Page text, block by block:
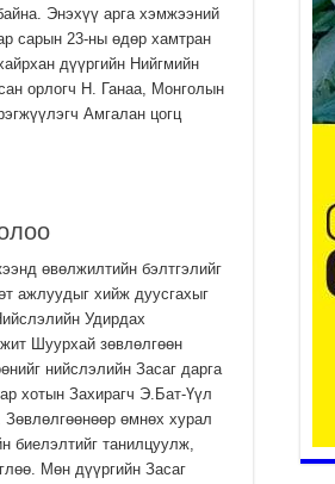
Энэхүү арга хэмжээний
сарын 23-ны өдөр хамтран
дүүргийн Нийгмийн
орлогч Н. Ганаа, Монголын
Амгалан цогц
өвөлжилтийн бэлтгэлийг
ажлуудыг хийж дуусгахыг
Удирдах
Шуурхай зөвлөлгөөн
нийслэлийн Засаг дарга
хотын Захирагч Э.Бат-Үүл
өмнөх хурал
биелэлтийг танилцуулж,
Мөн дүүргийн Засаг